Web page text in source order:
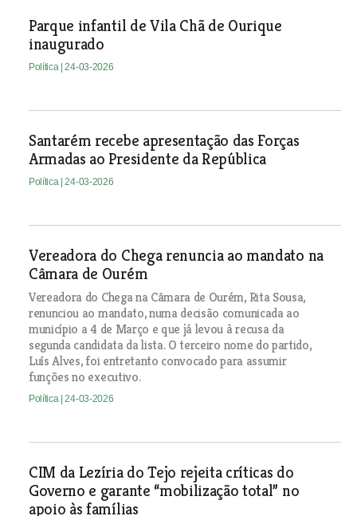
Parque infantil de Vila Chã de Ourique
inaugurado
Política | 24-03-2026
Santarém recebe apresentação das Forças
Armadas ao Presidente da República
Política | 24-03-2026
Vereadora do Chega renuncia ao mandato na
Câmara de Ourém
Vereadora do Chega na Câmara de Ourém, Rita Sousa,
renunciou ao mandato, numa decisão comunicada ao
município a 4 de Março e que já levou à recusa da
segunda candidata da lista. O terceiro nome do partido,
Luís Alves, foi entretanto convocado para assumir
funções no executivo.
Política | 24-03-2026
CIM da Lezíria do Tejo rejeita críticas do
Governo e garante “mobilização total” no
apoio às famílias